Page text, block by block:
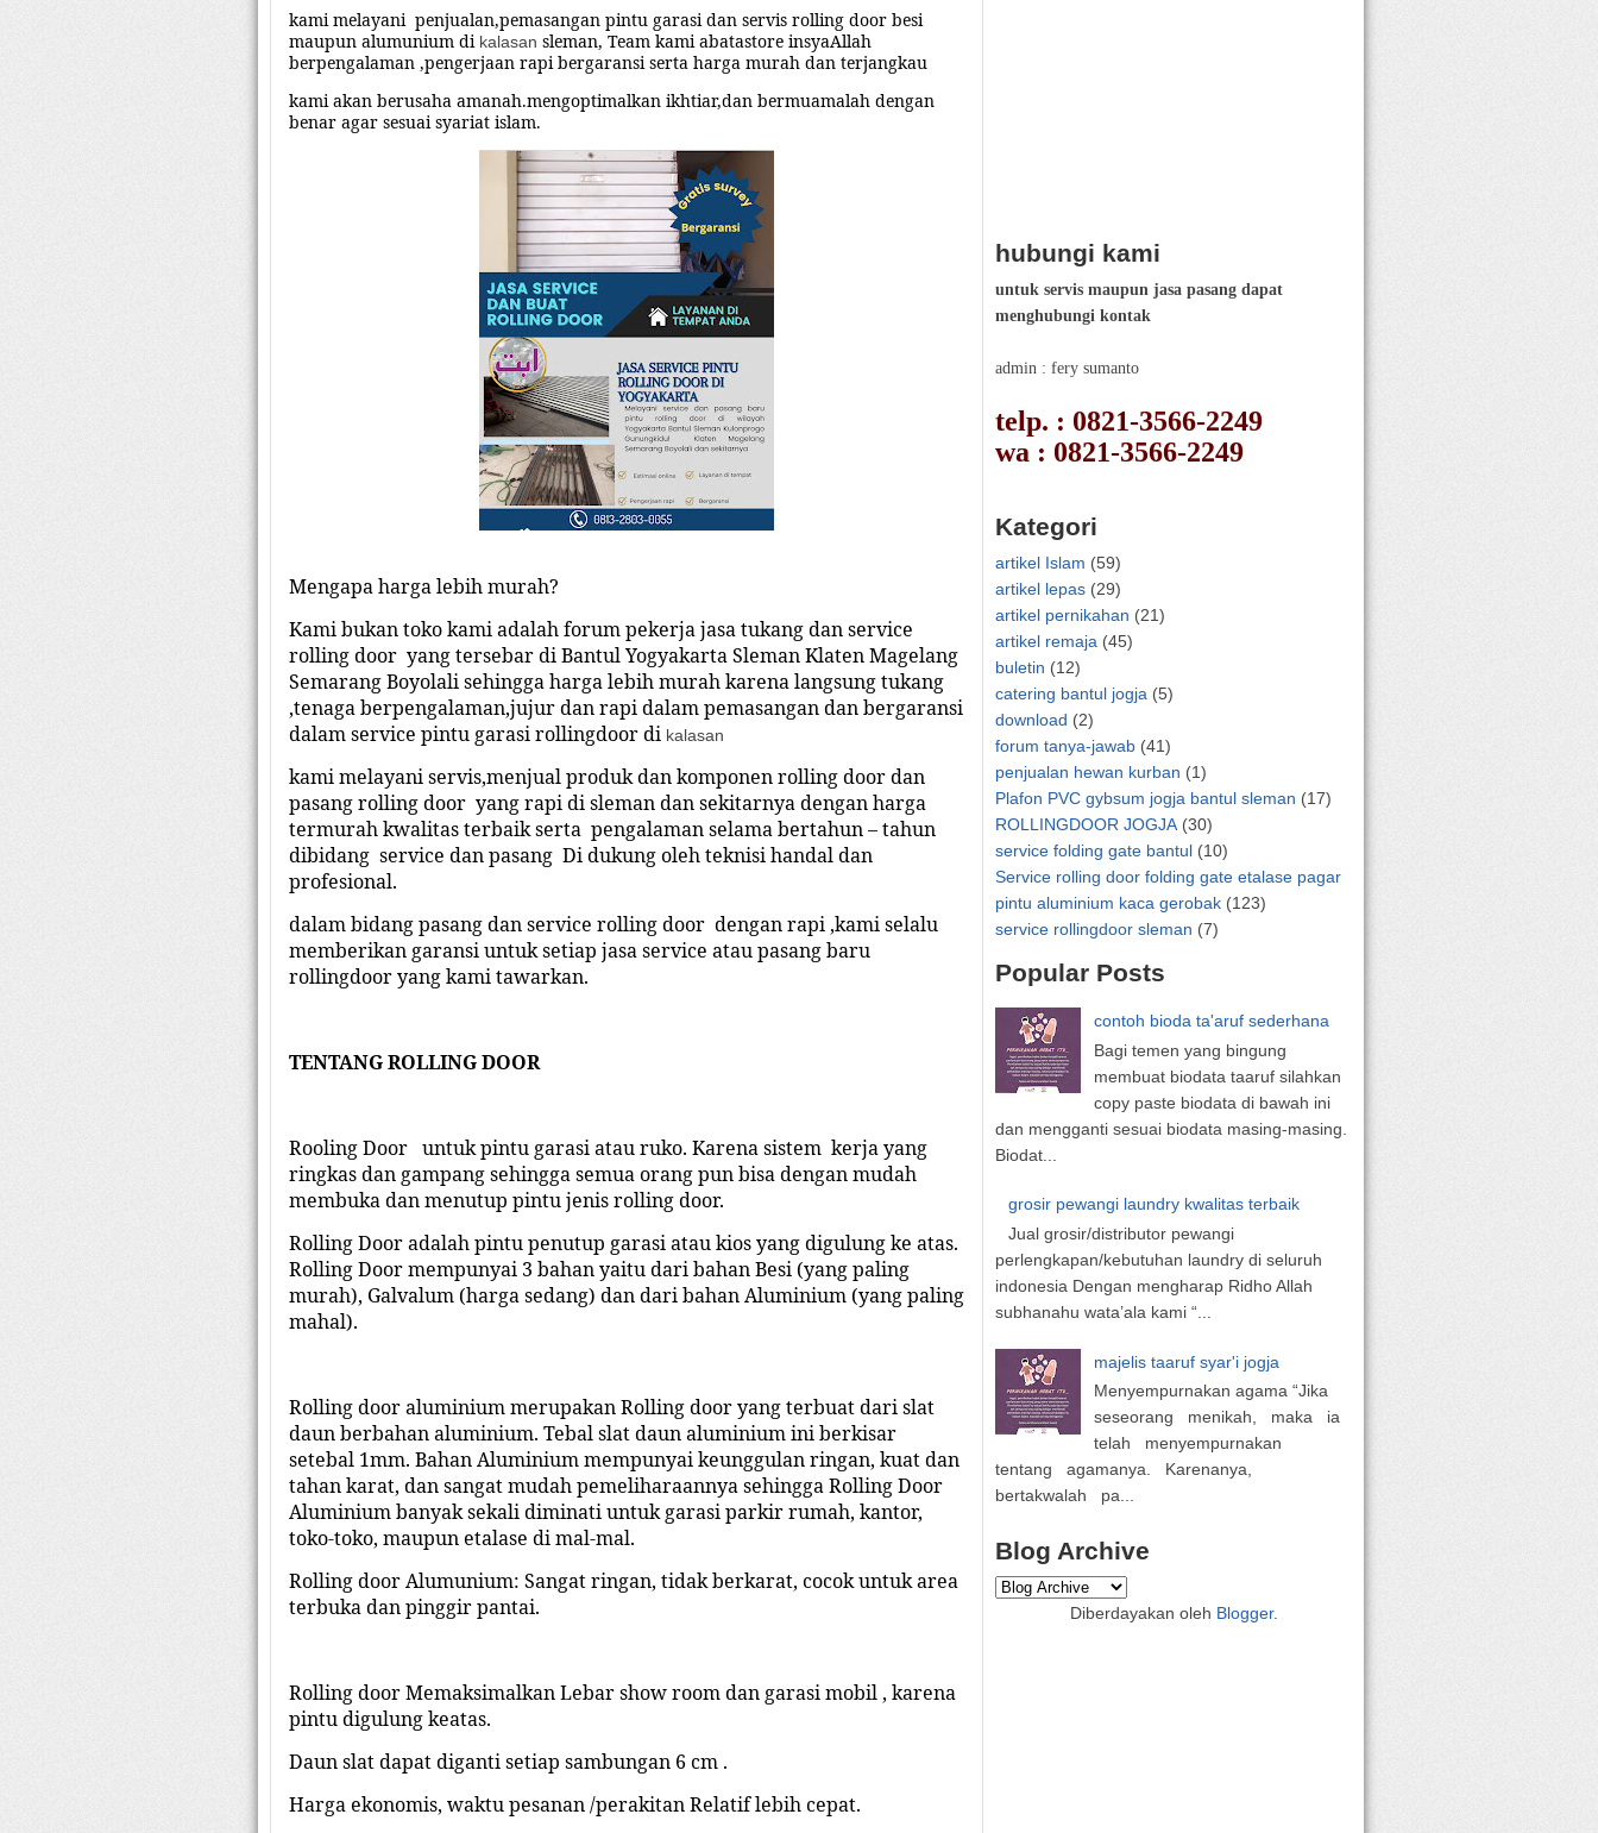
kami melayani penjualan,pemasangan pintu garasidan servis rolling door besi
maupun alumunium di kalasan sleman, Team kami abatastore insyaAllah
berpengalaman ,pengerjaan rapi bergaransi serta harga murah dan terjangkau
kami akan berusaha amanah.mengoptimalkan ikhtiar,dan bermuamalah dengan
benar agar sesuai syariat islam.
Mengapa harga lebih murah?
Kami bukan toko kami adalah forum pekerja jasa tukang dan service
rolling door yang tersebar di Bantul Yogyakarta Sleman Klaten Magelang
Semarang Boyolali sehingga harga lebih murah karena langsung tukang
,tenaga berpengalaman,jujur dan rapi dalam pemasangan dan bergaransi
dalam service pintu garasi rollingdoor di kalasan
kami melayani servis,menjual produk dan komponen rolling door dan
pasang rolling door yang rapi dislemandan sekitarnya dengan harga
termurah kwalitas terbaik serta pengalaman selama bertahun – tahun
dibidang service dan pasang Di dukung oleh teknisi handal dan
profesional.
dalam bidangpasang dan service rolling door dengan rapi ,kami selalu
memberikan garansi untuk setiap jasa service atau pasang baru
rollingdoor yang kami tawarkan.
TENTANG ROLLINGDOOR
Rooling Door untuk pintu garasi atau ruko. Karena sistem kerja yang
ringkas dan gampang sehingga semua orang pun bisa dengan mudah
membuka dan menutup pintu jenis rolling door.
Rolling Door adalah pintu penutup garasi atau kios yang digulung ke atas.
Rolling Door mempunyai 3 bahan yaitu dari bahan Besi (yang paling
murah), Galvalum (harga sedang) dan dari bahan Aluminium (yang paling
mahal).
Rolling door aluminium merupakan Rolling door yang terbuat dari slat
daun berbahan aluminium. Tebal slat daun aluminium ini berkisar
setebal 1mm. Bahan Aluminium mempunyai keunggulan ringan, kuat dan
tahan karat, dan sangat mudah pemeliharaannya sehingga Rolling Door
Aluminium banyak sekali diminati untuk garasi parkir rumah, kantor,
toko-toko, maupun etalase di mal-mal.
Rolling door Alumunium: Sangat ringan, tidak berkarat, cocok untuk area
terbuka dan pinggir pantai.
Rolling door Memaksimalkan Lebar show room dan garasi mobil , karena
pintu digulung keatas.
Daun slat dapat diganti setiap sambungan 6 cm .
Harga ekonomis, waktu pesanan /perakitan Relatif lebih cepat.
hubungi kami
untuk servis maupun jasa pasang dapat
menghubungi kontak
admin : fery sumanto
telp. : 0821-3566-2249
wa : 0821-3566-2249
Kategori
artikel Islam (59)
artikel lepas (29)
artikel pernikahan (21)
artikel remaja (45)
buletin (12)
catering bantul jogja (5)
download (2)
forum tanya-jawab (41)
penjualan hewan kurban (1)
Plafon PVC gybsum jogja bantul sleman (17)
ROLLINGDOOR JOGJA (30)
service folding gate bantul (10)
Service rolling door folding gate etalase pagar
pintu aluminium kaca gerobak (123)
service rollingdoor sleman (7)
Popular Posts
contoh bioda ta'aruf sederhana
Bagi temen yang bingung
membuat biodata taaruf silahkan
copy paste biodata di bawah ini
dan mengganti sesuai biodata masing-masing.
Biodat...
grosir pewangi laundry kwalitas terbaik
Jual grosir/distributor pewangi
perlengkapan/kebutuhan laundry di seluruh
indonesia Dengan mengharap Ridho Allah
subhanahu wata’ala kami “...
majelis taaruf syar'i jogja
Menyempurnakan agama “Jika
seseorang menikah, maka ia
telah menyempurnakan
tentang agamanya. Karenanya,
bertakwalah pa...
Blog Archive
Diberdayakan oleh Blogger.